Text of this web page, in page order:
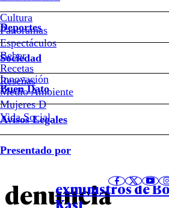
Cultura
Panoramas
Espectáculos
Beber
Recetas
Reseñas
Deportes
Sociedad
Innovación
Medio Ambiente
Mujeres D
Vida Social
Buen Dato
Avisos Legales
Presentado por
Colaciones
“fantasmas”
en
O’Higgins:
Junaeb
denuncia
Notas
27 de Mayo de 2026
La
exministros de
Kast